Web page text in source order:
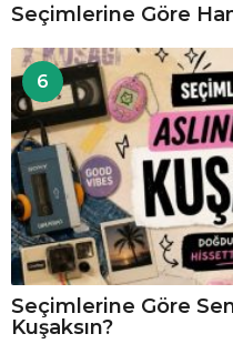
Seçimlerine Göre
6
Seçimlerine Göre
Kuşaksın?